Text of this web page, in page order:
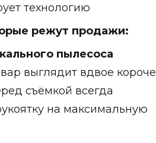
технологию
режут продажи:
пылесоса
выглядит вдвое короче
съёмкой всегда
на максимальную